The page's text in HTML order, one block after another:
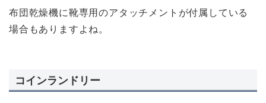
布団乾燥機に靴専用のアタッチメントが付属している
場合もありますよね。
コインランドリー